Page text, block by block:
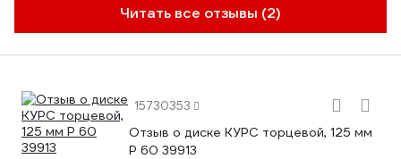
Читать все отзывы (2)
15730353
Отзыв о диске КУРС торцевой, 125 мм
P 60 39913